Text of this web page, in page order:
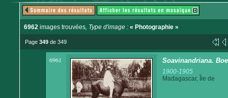
6962 images trouvées, Type d'image : « Photographie »
Page 349 de 349
6961 Soavinandriana.
1900-1905
Madagascar, Île de